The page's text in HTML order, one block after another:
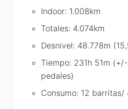
Indoor: 1.008km
Totales: 4.074km
Desnivel: 48.778m
Tiempo: 231h 51m
pedales)
Consumo: 12 barritas/